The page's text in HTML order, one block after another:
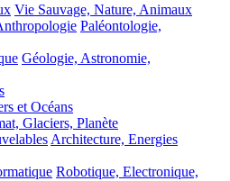
Vie Sauvage, Nature, Animaux
Paléontologie,
Géologie, Astronomie,
et Océans
Glaciers, Planète
Architecture, Energies
Robotique, Electronique,